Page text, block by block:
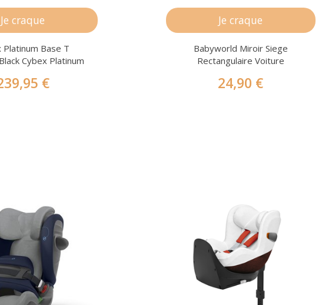
Je craque
Platinum Base T
Cybex Platinum
€
Je craque
Babyworld Miroir Siege
Rectangulaire Voiture
24,90 €